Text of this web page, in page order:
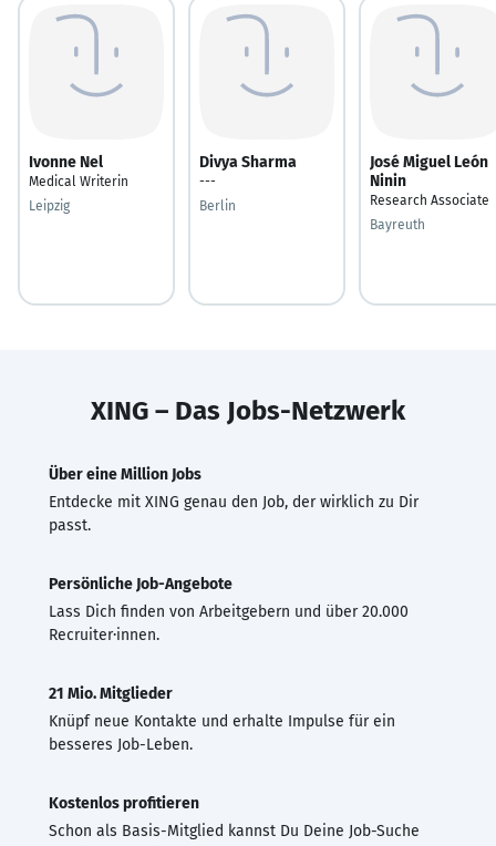
Ivonne Nel
Medical Writerin
Leipzig
Divya Sharma
---
Berlin
José Miguel León
Ninin
Research Associate
Bayreuth
XING – Das Jobs-Netzwerk
Über eine Million Jobs
Entdecke mit XING genau den Job, der wirklich zu Dir
passt.
Persönliche Job-Angebote
Lass Dich finden von Arbeitgebern und über 20.000
Recruiter·innen.
21 Mio. Mitglieder
Knüpf neue Kontakte und erhalte Impulse für ein
besseres Job-Leben.
Kostenlos profitieren
Schon als Basis-Mitglied kannst Du Deine Job-Suche